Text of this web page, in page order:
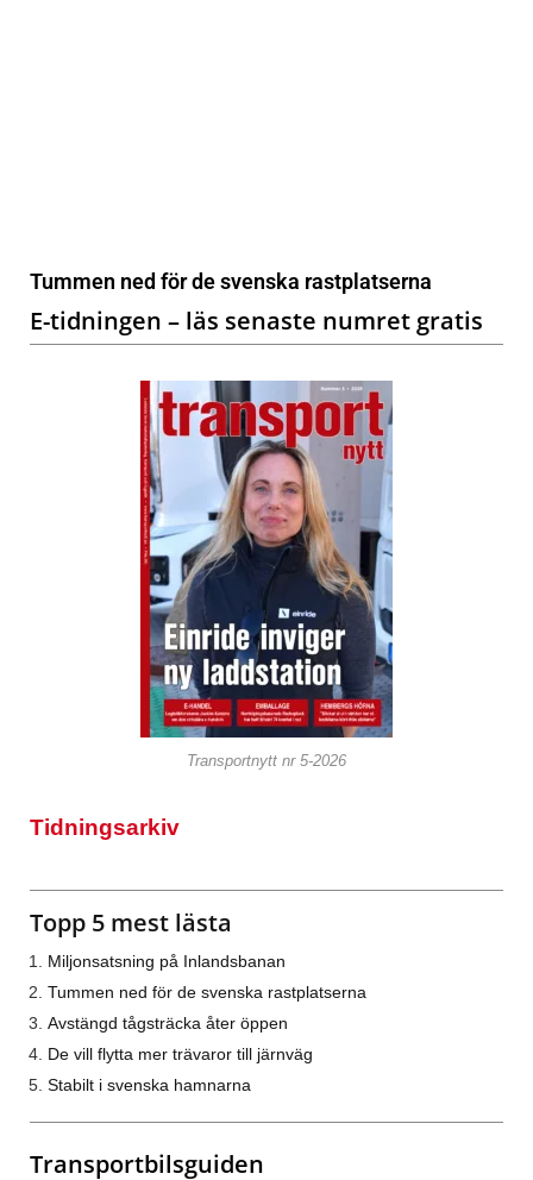
Tummen ned för de svenska rastplatserna
E-tidningen – läs senaste numret gratis
Transportnytt nr 5-2026
Tidningsarkiv
Topp 5 mest lästa
Miljonsatsning på Inlandsbanan
Tummen ned för de svenska rastplatserna
Avstängd tågsträcka åter öppen
De vill flytta mer trävaror till järnväg
Stabilt i svenska hamnarna
Transportbilsguiden